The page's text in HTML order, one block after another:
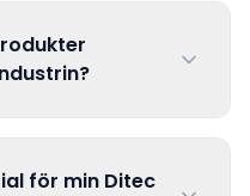
för min Ditec